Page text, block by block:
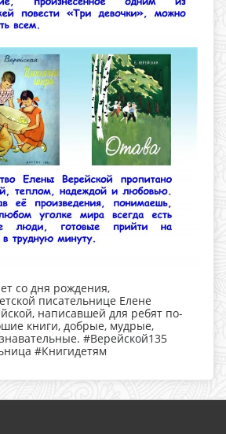
со дня рождения,
писательнице Елене
написавшей для ребят по-
книги, добрые, мудрые,
#Верейской135
#Книгидетям